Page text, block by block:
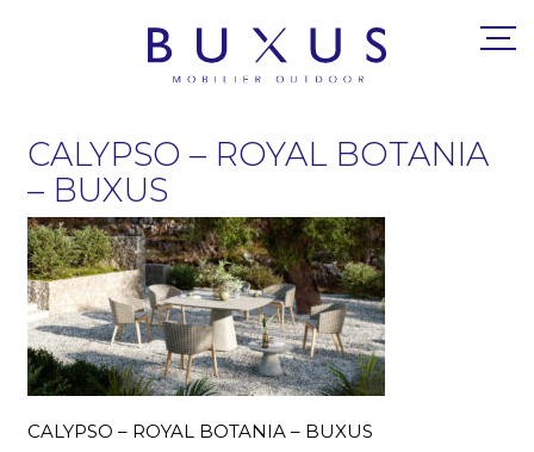
CALYPSO – ROYAL BOTANIA
– BUXUS
CALYPSO – ROYAL BOTANIA – BUXUS